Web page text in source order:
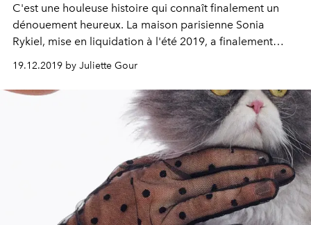
C'est une houleuse histoire qui connaît finalement un
dénouement heureux. La maison parisienne Sonia
Rykiel, mise en liquidation à l'été 2019, a finalement
19.12.2019 by Juliette Gour